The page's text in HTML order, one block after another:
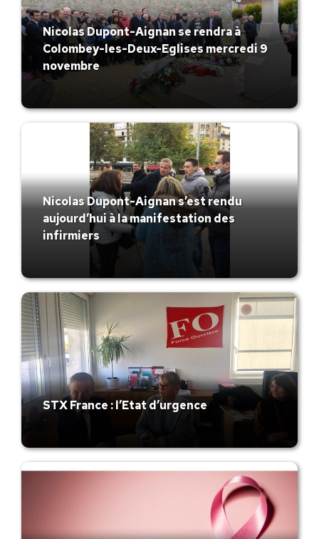
Nicolas Dupont-Aignan se rendra à
Colombey-les-Deux-Eglises mercredi 9
novembre
Nicolas Dupont-Aignan s’est rendu
aujourd’hui à la manifestation des
infirmiers
STX France : l’Etat d’urgence